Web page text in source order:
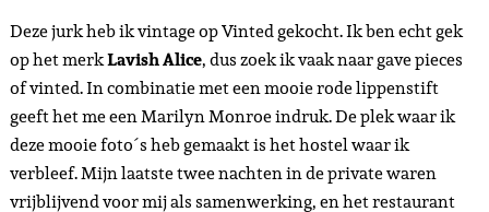
Deze jurk heb ik vintage op Vinted gekocht. Ik ben echt gek
op het merkLavish Alice, dus zoek ik vaak naar gave pieces
of vinted. In combinatie met een mooie rode lippenstift
geeft het me een Marilyn Monroe indruk. De plek waar ik
deze mooie foto´s heb gemaakt is het hostel waar ik
verbleef. Mijn laatste twee nachten in de private waren
vrijblijvend voor mij als samenwerking, en het restaurant